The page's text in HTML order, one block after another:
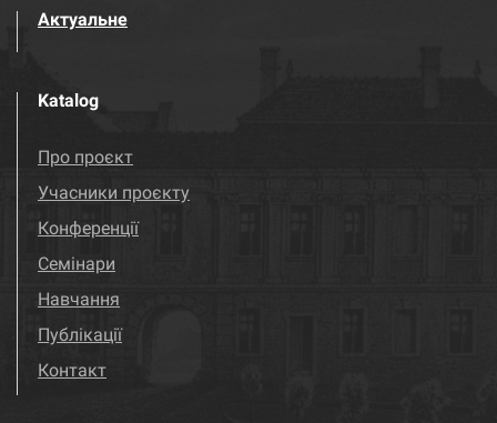
Актуальне
Katalog
Про проєкт
Учасники проєкту
Конференції
Семінари
Навчання
Публікації
Контакт